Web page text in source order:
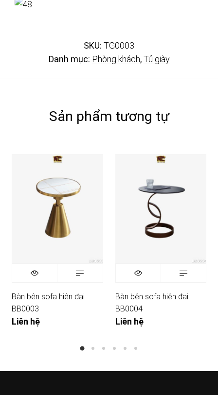
SKU: TG0003
Danh mục: Phòng khách,Tủ giày
Sản phẩm tương tự
Bàn bên sofa hiện đại
BB0003
Liên hệ
Bàn bên sofa hiện đại
BB0004
Liên hệ